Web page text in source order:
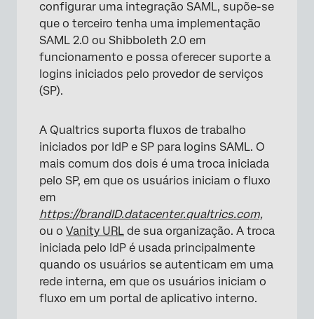
configurar uma integração SAML, supõe-se
que o terceiro tenha uma implementação
SAML 2.0 ou Shibboleth 2.0 em
funcionamento e possa oferecer suporte a
logins iniciados pelo provedor de serviços
(SP).
A Qualtrics suporta fluxos de trabalho
iniciados por IdP e SP para logins SAML. O
mais comum dos dois é uma troca iniciada
pelo SP, em que os usuários iniciam o fluxo
em
https://brandID.datacenter.qualtrics.com,
ou o Vanity URL de sua organização. A troca
iniciada pelo IdP é usada principalmente
quando os usuários se autenticam em uma
rede interna, em que os usuários iniciam o
fluxo em um portal de aplicativo interno.